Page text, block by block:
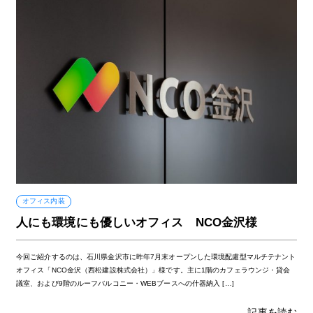
オフィス内装
人にも環境にも優しいオフィス NCO金沢様
今回ご紹介するのは、石川県金沢市に昨年7月末オープンした環境配慮型マルチテナント
オフィス「NCO金沢（西松建設株式会社）」様です。主に1階のカフェラウンジ・貸会
議室、および9階のルーフバルコニー・WEBブースへの什器納入 […]